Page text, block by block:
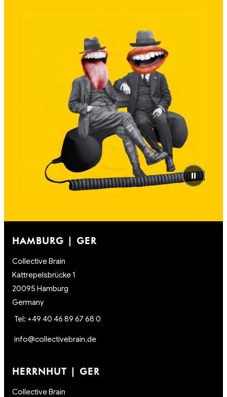
⏸
HAMBURG | GER
Collective Brain
Kattrepelsbrücke 1
20095 Hamburg
Germany
Tel: +49 40 46 89 67 68 0
info@collectivebrain.de
HERRNHUT | GER
Collective Brain